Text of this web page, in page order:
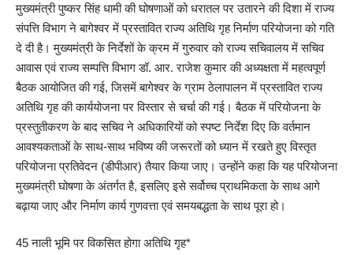
मुख्यमंत्री पुष्कर सिंह धामी की घोषणाओं को धरातल पर उतारने की दिशा में राज्य
संपत्ति विभाग ने बागेश्वर में प्रस्तावित राज्य अतिथि गृह निर्माण परियोजना को गति
दे दी है। मुख्यमंत्री के निर्देशों के क्रम में गुरुवार को राज्य सचिवालय में सचिव
आवास एवं राज्य सम्पत्ति विभाग डॉ. आर. राजेश कुमार की अध्यक्षता में महत्वपूर्ण
बैठक आयोजित की गई, जिसमें बागेश्वर के ग्राम ठेलापालन में प्रस्तावित राज्य
अतिथि गृह की कार्ययोजना पर विस्तार से चर्चा की गई। बैठक में परियोजना के
प्रस्तुतीकरण के बाद सचिव ने अधिकारियों को स्पष्ट निर्देश दिए कि वर्तमान
आवश्यकताओं के साथ-साथ भविष्य की जरूरतों को ध्यान में रखते हुए विस्तृत
परियोजना प्रतिवेदन (डीपीआर) तैयार किया जाए। उन्होंने कहा कि यह परियोजना
मुख्यमंत्री घोषणा के अंतर्गत है, इसलिए इसे सर्वोच्च प्राथमिकता के साथ आगे
बढ़ाया जाए और निर्माण कार्य गुणवत्ता एवं समयबद्धता के साथ पूरा हो।
45 नाली भूमि पर विकसित होगा अतिथि गृह*